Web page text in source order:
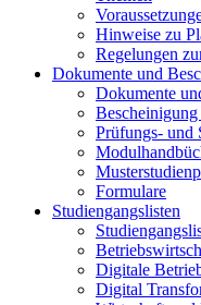
Hinweise zu
Regelungen
Dokumente und
Dokumente
Prüfungs- und
Formulare
Studiengangslisten
Digitale
Digital